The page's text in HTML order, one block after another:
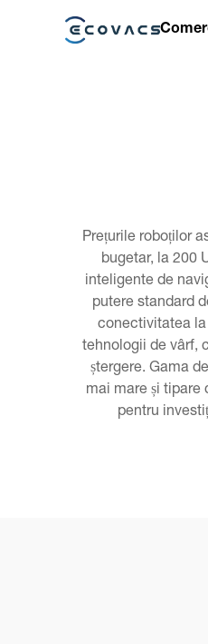
Prețurile roboților
bugetar, la 200
inteligente de
putere standard
conectivitatea la
tehnologii de vârf,
ștergere. Gama
mai mare și tipare
pentru